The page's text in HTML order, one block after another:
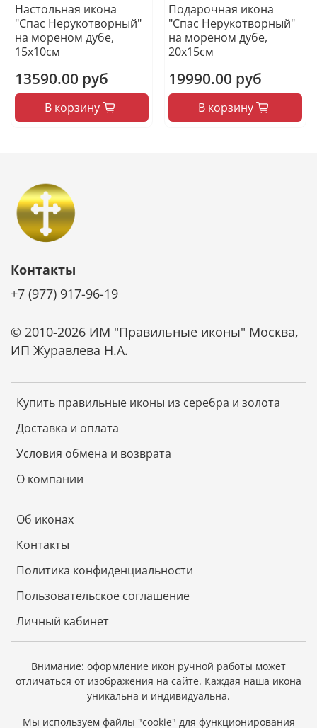
Настольная икона
"Спас Нерукотворный"
на мореном дубе,
15х10см
13590.00 руб
В корзину
Подарочная икона
"Спас Нерукотворный"
на мореном дубе,
20х15см
19990.00 руб
В корзину
Купить правильные иконы из серебра и золота
Доставка и оплата
Условия обмена и возврата
О компании
Об иконах
Контакты
Политика конфиденциальности
Пользовательское соглашение
Личный кабинет
Контакты
+7 (977) 917-96-19
© 2010-2026 ИМ "Правильные иконы" Москва,
ИП Журавлева Н.А.
Внимание: оформление икон ручной работы может
отличаться от изображения на сайте. Каждая наша икона
уникальна и индивидуальна.
Мы используем файлы "cookie" для функционирования